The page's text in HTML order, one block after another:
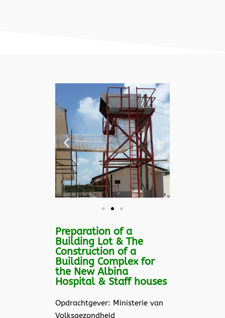
Preparation of a
Building Lot & The
Construction of a
Building Complex for
the New Albina
Hospital & Staff houses
Opdrachtgever: Ministerie van
Volksgezondheid